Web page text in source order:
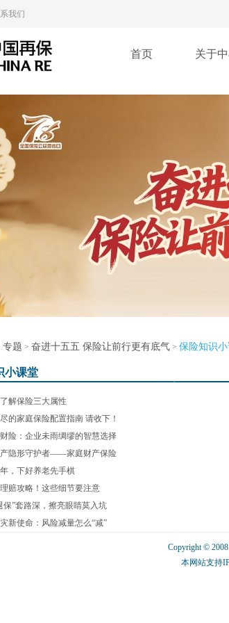
我们
首页 关于
专题 > 奋进十五五 保险让前行更有底气 > 保险知识
小课堂
解保险三大属性
的家庭保险配置指南 请收下！
险：企业未雨绸缪的智慧选择
隐形守护者——家庭财产保险
，下好养老先手棋
赔攻略！这些细节要注意
保”套路深，擦亮眼睛莫入坑
新使命：风险减量怎么“减”
Copyright ©
本网站支持